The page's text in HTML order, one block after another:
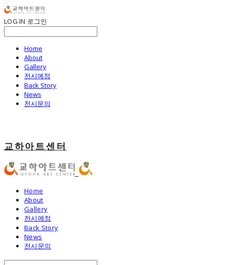
LOG IN 로그인
Home
About
Gallery
전시예정
Back Story
News
전시문의
교하아트센터
Home
About
Gallery
전시예정
Back Story
News
전시문의